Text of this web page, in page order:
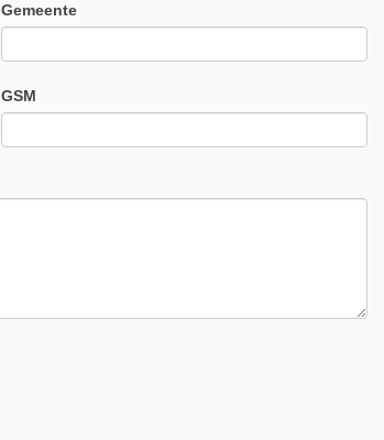
Gemeente
GSM